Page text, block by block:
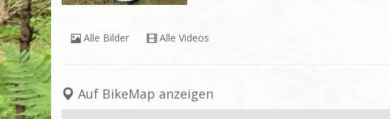
Alle Bilder Alle Videos
Auf BikeMap anzeigen